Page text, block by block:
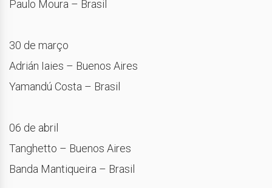
Paulo Moura – Brasil
30 de março
Adrián Iaies – Buenos Aires
Yamandú Costa – Brasil
06 de abril
Tanghetto – Buenos Aires
Banda Mantiqueira – Brasil